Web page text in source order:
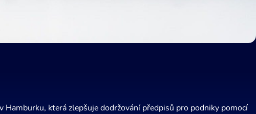
Hamburku, která zlepšuje dodržování předpisů pro podniky pomocí